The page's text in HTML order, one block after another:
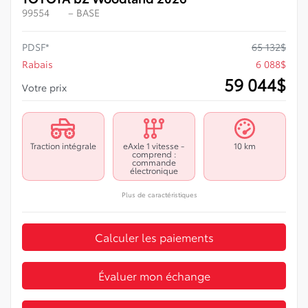
99554 – BASE
PDSF* 65 132$
Rabais
6 088$
Votre prix
59 044$
Traction intégrale eAxle 1 vitesse -
comprend :
commande
électronique
10 km
Plus de caractéristiques
Calculer les paiements
Évaluer mon échange